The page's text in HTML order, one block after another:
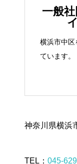
一般
横浜市中区
ています。
神奈川県横浜
TEL： 045-